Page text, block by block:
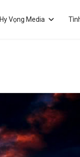
Hy Vọng Media